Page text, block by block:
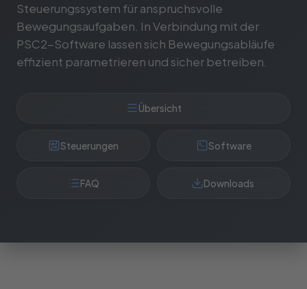
Steuerungssystem für anspruchsvolle
Bewegungsaufgaben. In Verbindung mit der
PSC2-Software lassen sich Bewegungsabläufe
effizient parametrieren und sicher betreiben.
Übersicht
Steuerungen Software
FAQ Downloads